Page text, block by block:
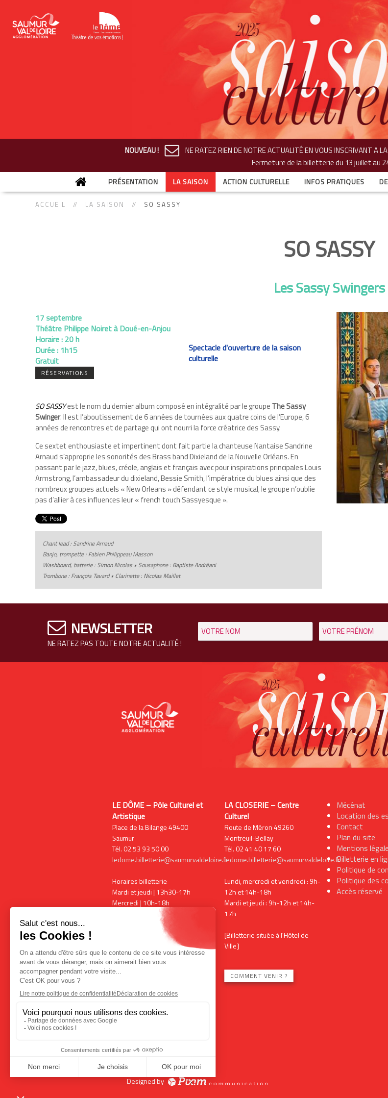
NOUVEAU ! NE RATEZ RIEN DE NOTRE ACTUALITÉ EN VOUS INSCRIVANT A
Fermeture de la billetteriedu 13 juillet au
PRÉSENTATION LA SAISON ACTION CULTURELLE INFOS PRATIQUES
ACCUEIL LA SAISON SO SASSY
SO SASSY
Les Sassy Swingers
17 septembre
Théâtre Philippe Noiret à Doué-en-Anjou
Horaire : 20 h
Durée : 1h15
Gratuit
RÉSERVATIONS
Spectacle d'ouverture de la saison
culturelle
SO SASSYest le nom du dernier album composé en intégralité par le groupe The Sassy
Swinger. Il est l’aboutissement de 6 années de tournées aux quatre coins de l’Europe, 6
années de rencontres et de partage qui ont nourri la force créatrice des Sassy.
Ce sextet enthousiaste et impertinent dont fait partie la chanteuse Nantaise Sandrine
Arnaud s’approprie les sonorités des Brass band Dixieland de la Nouvelle Orléans. En
passant par le jazz, blues, créole, anglais et français avec pour inspirations principales Louis
Armstrong, l’ambassadeur du dixieland, Bessie Smith, l’impératrice du blues ainsi que des
nombreux groupes actuels « New Orleans » défendant ce style musical, le groupe n’oublie
pas d’allier à ces influences leur « french touch Sassyesque ».
Chant lead : Sandrine Arnaud
Banjo, trompette : Fabien Philippeau Masson
Washboard, batterie : Simon Nicolas • Sousaphone : Baptiste Andréani
Trombone : François Tavard • Clarinette : Nicolas Maillet
NEWSLETTER
NE RATEZ PAS TOUTE NOTRE ACTUALITÉ !
LE DÔME – Pôle Culturel et
Artistique
Place de la Bilange 49400
Saumur
Tél. 02 53 93 50 00
ledome.billetterie@saumurvaldeloire.fr
Horaires billetterie
Mardi et jeudi | 13h30-17h
Mercredi | 10h-18h
Vendredi | 13h30-17h
Horaires expositions
Mardi, vendredi et samedi | 15h-
18h00
Mercredi | 10h-18h
spectacles
LA CLOSERIE – Centre
Culturel
Route de Méron 49260
Montreuil-Bellay
Tél. 02 41 40 17 60
ledome.billetterie@saumurvaldeloire.fr
Lundi, mercredi et vendredi : 9h-
12h et 14h-18h
Mardi et jeudi : 9h-12h et 14h-
17h
[Billetterie située à l'Hôtel de
Ville]
COMMENT VENIR ?
Mécénat
Location des
Contact
Plan du site
Mentions
Billetterie en
Politique de
Politique des
Accès réservé
Designed by